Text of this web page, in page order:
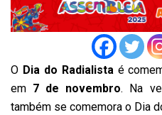
O Dia do Radialistaé
em 7 de novembro. Na
também se comemora o Dia